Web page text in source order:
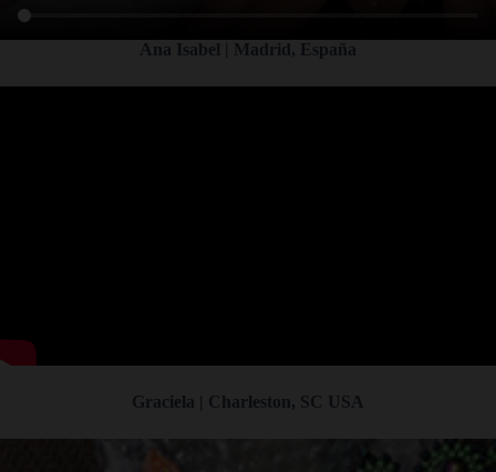
Ana Isabel | Madrid, España
Graciela | Charleston, SC USA